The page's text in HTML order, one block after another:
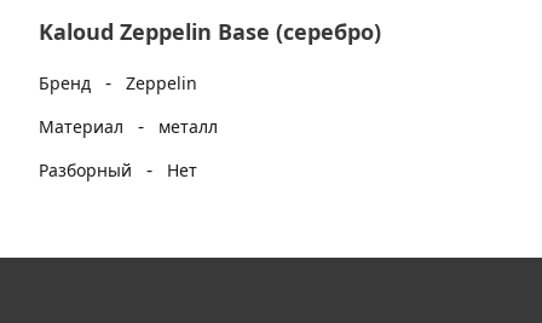
Kaloud Zeppelin Base (серебро)
Бренд - Zeppelin
Материал
-
металл
Разборный
- Нет